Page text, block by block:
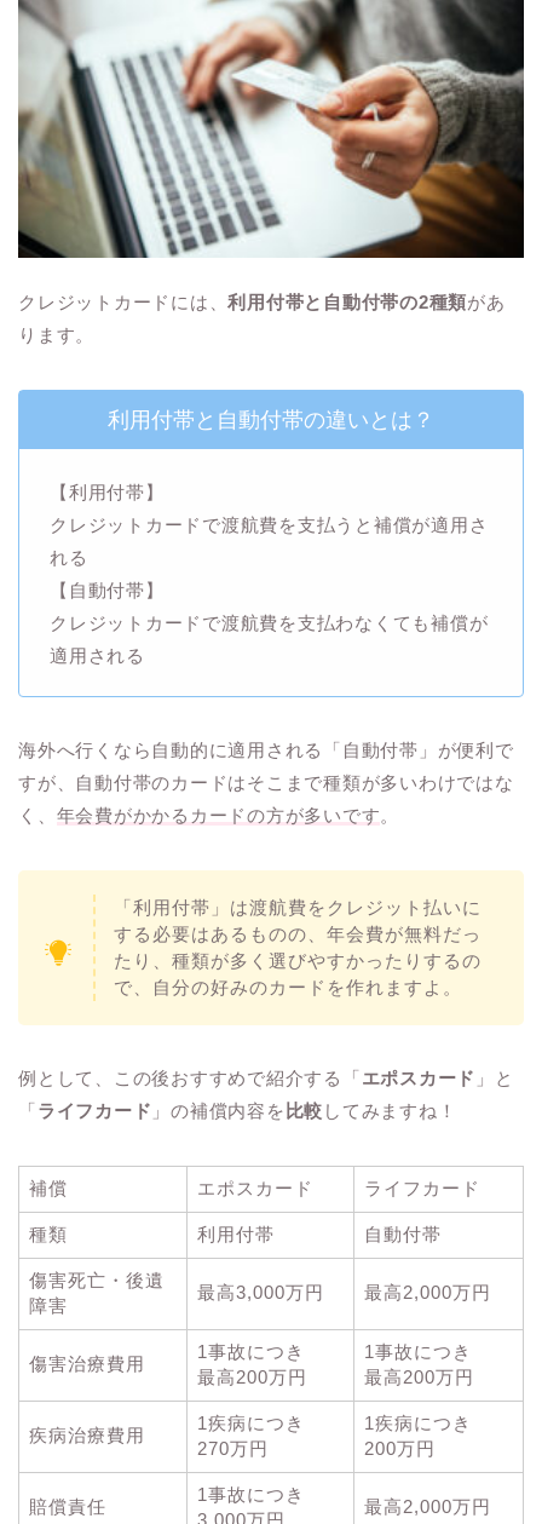
クレジットカードには、利用付帯と自動付帯の2種類があ
ります。
利用付帯と自動付帯の違いとは？
【利用付帯】
クレジットカードで渡航費を支払うと補償が適用さ
れる
【自動付帯】
クレジットカードで渡航費を支払わなくても補償が
適用される
海外へ行くなら自動的に適用される「自動付帯」が便利で
すが、自動付帯のカードはそこまで種類が多いわけではな
く、 年会費がかかるカードの方が多いです。
「利用付帯」は渡航費をクレジット払いに
する必要はあるものの、年会費が無料だっ
たり、種類が多く選びやすかったりするの
で、自分の好みのカードを作れますよ。
例として、この後おすすめで紹介する「エポスカード 」と
「ライフカード 」の補償内容を 比較 してみますね！
補償 エポスカード ライフカード
種類 利用付帯 自動付帯
傷害死亡・後遺
障害
最高3,000万円 最高2,000万円
傷害治療費用
1事故につき
最高200万円
1事故につき
最高200万円
疾病治療費用
1疾病につき
270万円
1疾病につき
200万円
賠償責任
1事故につき
3,000万円
最高2,000万円